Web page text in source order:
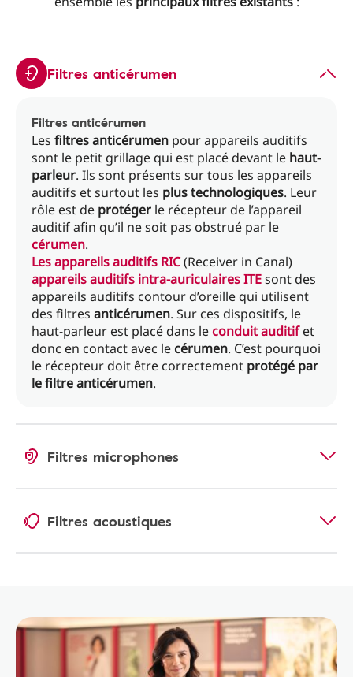
Filtres anticérumen
Filtres anticérumen
Les filtres anticérumen pour appareils auditifs
sont le petit grillage qui est placé devant le haut-
parleur. Ils sont présents sur tous les appareils
auditifs et surtout les plustechnologiques. Leur
rôle est de protéger le récepteur de l’appareil
auditif afin qu’il ne soit pas obstrué par le
cérumen.
Les appareils auditifs RIC(Receiver in Canal)
appareils auditifs intra-auriculaires ITEsont des
appareils auditifs contour d’oreille qui utilisent
des filtres anticérumen. Sur ces dispositifs, le
haut-parleur est placé dans leconduit auditif et
donc en contact avec le cérumen. C’est pourquoi
le récepteur doit être correctement protégé par
le filtre anticérumen.
Filtres microphones
Filtres acoustiques